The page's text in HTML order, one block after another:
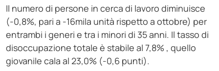
Il numero di persone in cerca di lavoro diminuisce
(-0,8%, pari a -16mila unità rispetto a ottobre) per
entrambi i generi e tra i minori di 35 anni. Il tasso di
disoccupazione totale è stabile al 7,8% , quello
giovanile cala al 23,0% (-0,6 punti).